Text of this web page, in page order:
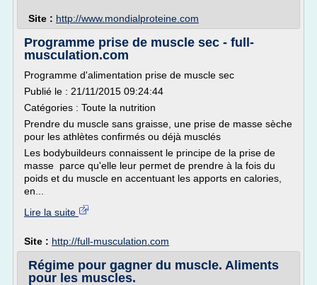
Site : http://www.mondialproteine.com
Programme prise de muscle sec - full-
musculation.com
Programme d'alimentation prise de muscle sec
Publié le : 21/11/2015 09:24:44
Catégories : Toute la nutrition
Prendre du muscle sans graisse, une prise de masse sèche
pour les athlètes confirmés ou déjà musclés
Les bodybuildeurs connaissent le principe de la prise de
masse parce qu'elle leur permet de prendre à la fois du
poids et du muscle en accentuant les apports en calories,
en...
Lire la suite
Site : http://full-musculation.com
Régime pour gagner du muscle. Aliments
pour les muscles.